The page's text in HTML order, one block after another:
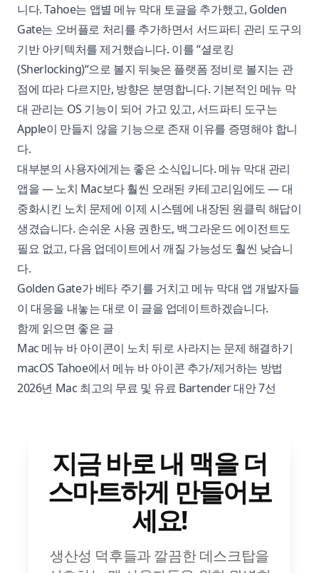
니다. Tahoe는 앱별 메뉴 막대 토글을 추가했고, Golden
Gate는 오버플로 처리를 추가하면서 서드파티 관리 도구의
기반 아키텍처를 제거했습니다. 이를 “셜로킹
(Sherlocking)“으로 볼지 뒤늦은 플랫폼 정비로 볼지는 관
점에 따라 다르지만, 방향은 분명합니다. 기본적인 메뉴 막
대 관리는 OS 기능이 되어 가고 있고, 서드파티 도구는
Apple이 만들지 않을 기능으로 존재 이유를 증명해야 합니
다.
대부분의 사용자에게는 좋은 소식입니다. 메뉴 막대 관리
앱을 — 노치 Mac보다 훨씬 오래된 카테고리임에도 — 대
중화시킨 노치 문제에 이제 시스템에 내장된 원클릭 해답이
생겼습니다. 손쉬운 사용 권한도, 백그라운드 에이전트도
필요 없고, 다음 업데이트에서 깨질 가능성도 훨씬 낮습니
다.
Golden Gate가 베타 주기를 거치고 메뉴 막대 앱 개발자들
이 대응을 내놓는 대로 이 글을 업데이트하겠습니다.
함께 읽으면 좋은 글
Mac 메뉴 바 아이콘이 노치 뒤로 사라지는 문제 해결하기
macOS Tahoe에서 메뉴 바 아이콘 추가/제거하는 방법
2026년 Mac 최고의 무료 및 유료 Bartender 대안 7선
지금 바로 내 맥을 더
스마트하게 만들어보
세요!
생산성 덕후들과 깔끔한 데스크탑을